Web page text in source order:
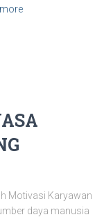
Motivasi Karyawan
daya manusia